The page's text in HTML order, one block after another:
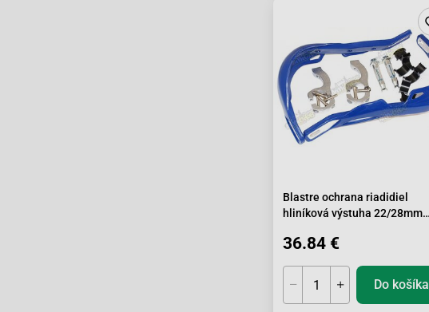
Blastre ochrana riadidiel
hliníková výstuha 22/28mm
36.84 €
Do košíka